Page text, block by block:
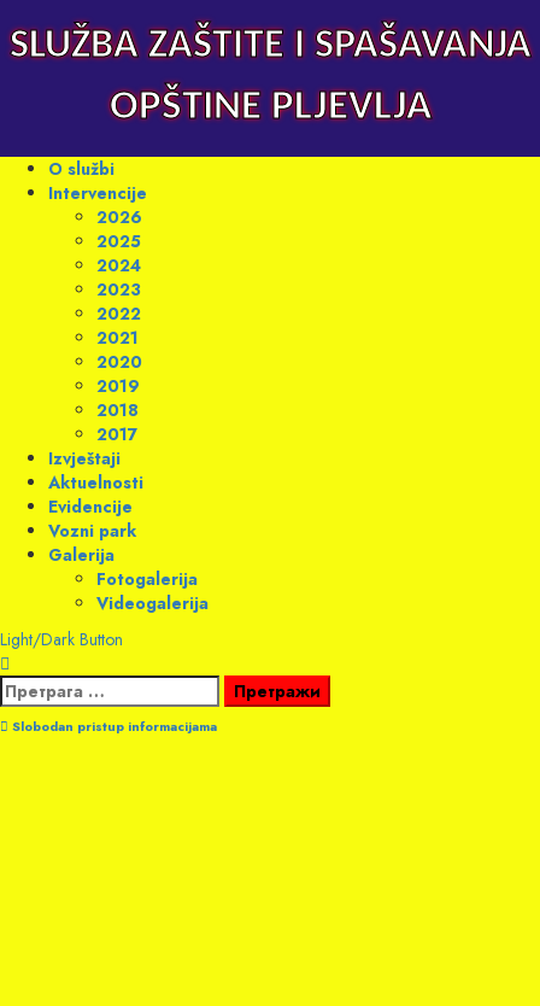
to
content
SLUŽBA ZAŠTITE I SPAŠAVANJA
OPŠTINE PLJEVLJA
Primary
Menu
O službi
Intervencije
2026
2025
2024
2023
2022
2021
2020
2019
2018
2017
Izvještaji
Aktuelnosti
Evidencije
Vozni park
Galerija
Fotogalerija
Videogalerija
Light/Dark Button
Претрага
за:
Slobodan pristup informacijama